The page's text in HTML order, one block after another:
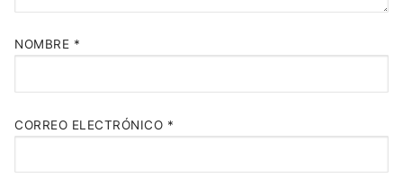
NOMBRE *
CORREO ELECTRÓNICO *